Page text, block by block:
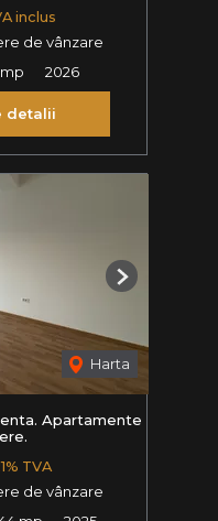
inclus
de vânzare
2026
detalii
Harta
Next
Apartamente
TVA
de vânzare